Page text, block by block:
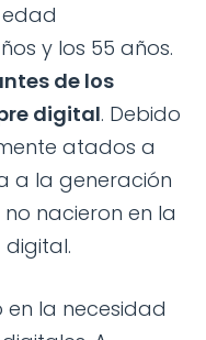
y los 55 años.
de los
digital. Debido
atados a
a la generación
nacieron en la
digital.
en la necesidad